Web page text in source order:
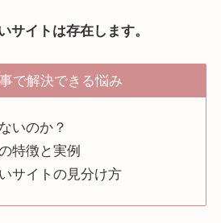
サイトは存在します。
で解決できる悩み
いのか？
特徴と実例
サイトの見分け方